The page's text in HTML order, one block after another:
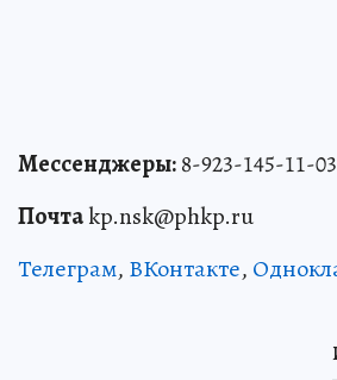
Мессенджеры:8-923-145-11-03
Почтаkp.nsk@phkp.ru
Телеграм, ВКонтакте,